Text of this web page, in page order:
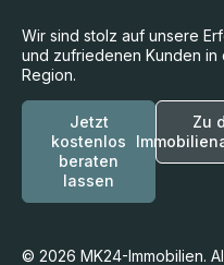
Wir sind stolz auf unsere
und zufriedenen Kunden in
Region.
Jetzt
kostenlos
beraten
lassen
Zu
© 2026 MK24-Immobilien.